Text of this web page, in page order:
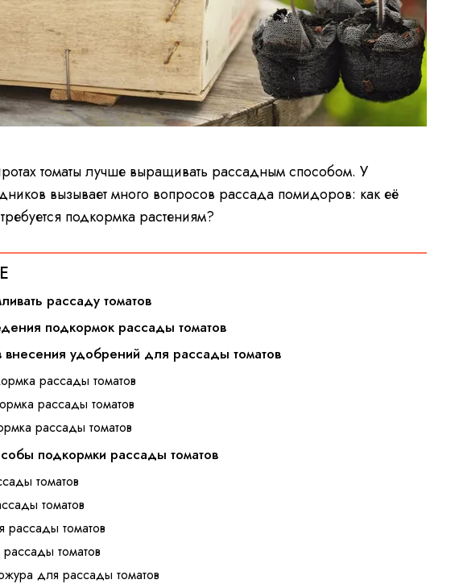
томаты лучше выращивать рассадным способом. У
вызывает много вопросов рассада помидоров: как её
подкормка растениям?
рассаду томатов
подкормок рассады томатов
внесения удобрений для рассады томатов
рассады томатов
рассады томатов
рассады томатов
подкормки рассады томатов
томатов
томатов
томатов
томатов
для рассады томатов